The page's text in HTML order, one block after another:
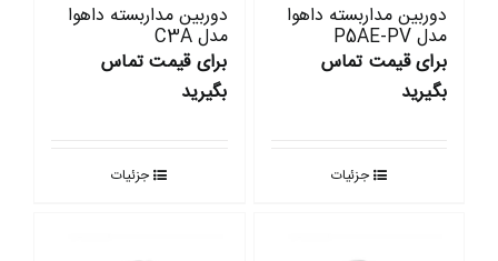
دوربین مداربسته داهوا
مدل P5AE-PV
برای قیمت تماس
بگیرید
جزئیات
دوربین مداربسته داهوا
مدل C3A
برای قیمت تماس
بگیرید
جزئیات